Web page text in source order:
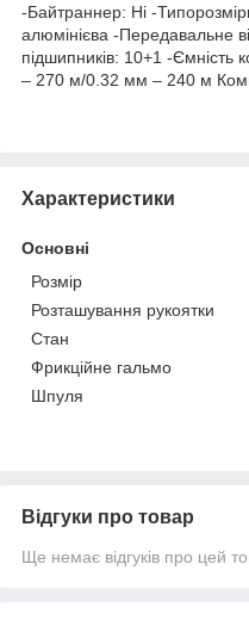
-Байтраннер: Ні -
алюмінієва -Передавальне
підшипників: 10+1 -
– 270 м/0.32 мм – 240 м
Характеристики
Основні
Розмір
Розташування рукоятки
Стан
Фрикційне гальмо
Шпуля
Відгуки про товар
Ще немає відгуків про цей